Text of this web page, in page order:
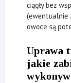
ciągły bez
(ewentualnie
owoce są
Uprawa
jakie